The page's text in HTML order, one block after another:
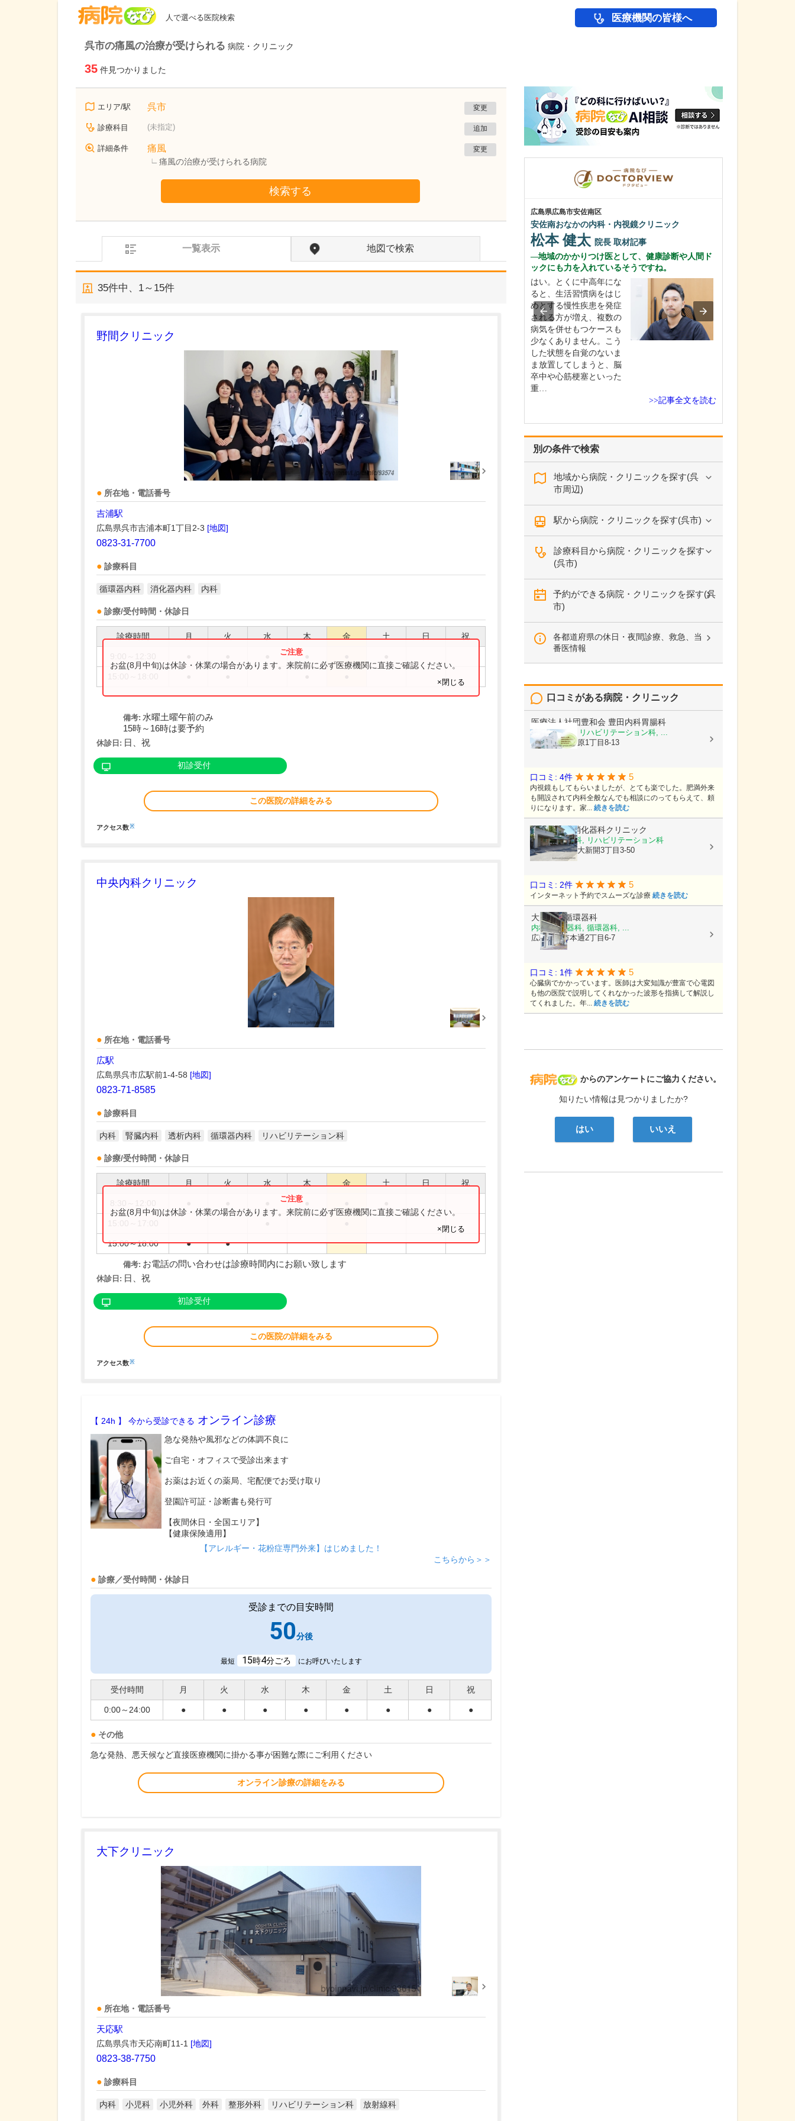
人で選べる医院検索 医療機関の皆様へ
呉市の痛風の治療が受けられる 病院・クリニック
35 件見つかりました
エリア/駅 呉市 変更
診療科目 (未指定) 追加
詳細条件 痛風
痛風の治療が受けられる病院
変更
検索する
一覧表示 地図で検索
35件中、 1～15件
野間クリニック
所在地・電話番号
吉浦駅
広島県呉市吉浦本町1丁目2-3 [地図]
0823-31-7700
診療科目
循環器内科 消化器内科 内科
診療/受付時間・休診日
診療時間 月 火 水 木 金 土 日 祝
お盆(8月中旬)は休診・休業の場合があります。来院前に必ず医療機関に直接ご確認ください。
×閉じる
備考: 水曜土曜午前のみ
15時～16時は要予約
休診日: 日、祝
初診受付
この医院の詳細をみる
アクセス数※
中央内科クリニック
所在地・電話番号
広駅
広島県呉市広駅前1-4-58 [地図]
0823-71-8585
診療科目
内科 腎臓内科 透析内科 循環器内科 リハビリテーション科
診療/受付時間・休診日
診療時間 月 火 水 木 金 土 日 祝
15:00～18:00 ● ●
お盆(8月中旬)は休診・休業の場合があります。来院前に必ず医療機関に直接ご確認ください。
×閉じる
備考: お電話の問い合わせは診療時間内にお願い致します
休診日: 日、祝
初診受付
この医院の詳細をみる
アクセス数※
【 24h 】 今から受診できる オンライン診療
急な発熱や風邪などの体調不良に
ご自宅・オフィスで受診出来ます
お薬はお近くの薬局、宅配便でお受け取り
登園許可証・診断書も発行可
【夜間休日・全国エリア】
【健康保険適用】
【アレルギー・花粉症専門外来】はじめました！
こちらから＞＞
診療／受付時間・休診日
受診までの目安時間
50分後
最短 15時4分ごろ にお呼びいたします
受付時間 月 火 水 木 金 土 日 祝
0:00～24:00 ● ● ● ● ● ● ● ●
その他
急な発熱、悪天候など直接医療機関に掛かる事が困難な際にご利用ください
オンライン診療の詳細をみる
大下クリニック
所在地・電話番号
天応駅
広島県呉市天応南町11-1 [地図]
0823-38-7750
診療科目
内科 小児科 小児外科 外科 整形外科 リハビリテーション科 放射線科
別の条件で検索
地域から病院・クリニックを探す(呉
市周辺)
駅から病院・クリニックを探す(呉市)
診療科目から病院・クリニックを探す
(呉市)
予約ができる病院・クリニックを探す(呉
市)
各都道府県の休日・夜間診療、救急、当
番医情報
病院なび
からのアンケートにご協力ください。
知りたい情報は見つかりましたか?
はい いいえ
口コミがある病院・クリニック
医療法人社団豊和会 豊田内科胃腸科
内科, 胃腸科, リハビリテーション科, ...
広島県呉市伏原1丁目8-13
口コミ: 4件 5
内視鏡もしてもらいましたが、とても楽でした。肥満外来
も開設されて内科全般なんでも相談にのってもらえて、頼
りになります。家... 続きを読む
きむら内科消化器科クリニック
内科, 消化器科, リハビリテーション科
広島県呉市広大新開3丁目3-50
口コミ: 2件 5
インターネット予約でスムーズな診療 続きを読む
大原内科循環器科
内科, 呼吸器科, 循環器科, ...
広島県呉市本通2丁目6-7
口コミ: 1件 5
心臓病でかかっています。医師は大変知識が豊富で心電図
も他の医院で説明してくれなかった波形を指摘して解説し
てくれました。年... 続きを読む
広島県広島市安佐南区
安佐南おなかの内科・内視鏡クリニック
松本 健太 院長 取材記事
地域のかかりつけ医として、健康診断や人間ド
ックにも力を入れているそうですね。
はい。とくに中高年にな
ると、生活習慣病をはじ
めとする慢性疾患を発症
される方が増え、複数の
病気を併せもつケースも
少なくありません。こう
した状態を自覚のないま
ま放置してしまうと、脳
卒中や心筋梗塞といった
重…
>>記事全文を読む
大手町こぶけ内科クリニック
小武家 和博
糖尿病について、貴院ではどのような診療が受
運動療法、薬物療法があ
りますが、一口に糖尿病
と言ってもさまざまな病
態…